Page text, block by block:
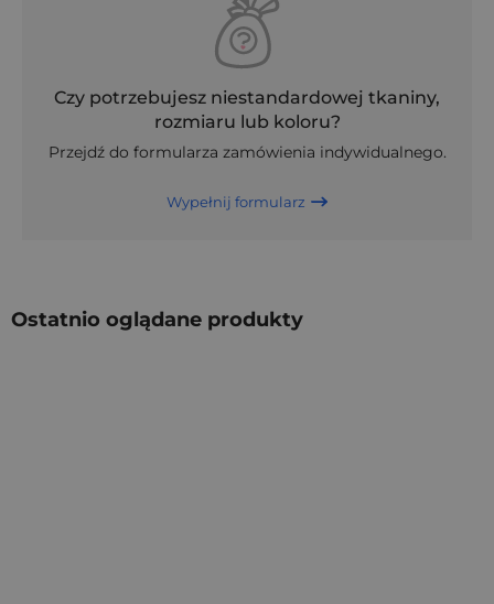
Czy potrzebujesz niestandardowej tkaniny,
rozmiaru lub koloru?
Przejdź do formularza zamówienia indywidualnego.
Wypełnij formularz
Ostatnio oglądane produkty